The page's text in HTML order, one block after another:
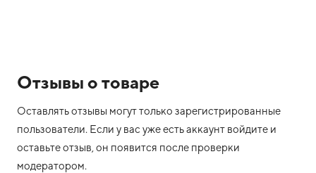
Отзывы о товаре
Оставлять отзывы могут только зарегистрированные
пользователи. Если у вас уже есть аккаунт войдите и
оставьте отзыв, он появится после проверки
модератором.